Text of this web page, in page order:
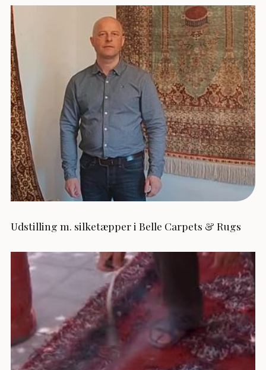
Udstilling m. silketæpper i Belle Carpets & Rugs